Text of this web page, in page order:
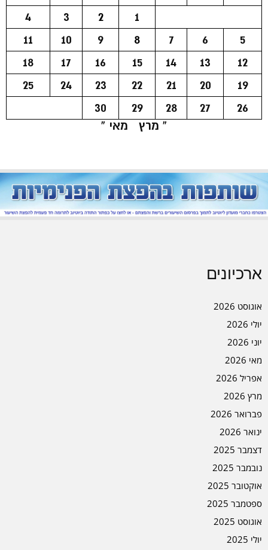
1
2
3
4
5
6
7
8
9
10
11
12
13
14
15
16
17
18
19
20
21
22
23
24
25
26
27
28
29
30
« מרץ
מאי »
ארכיונים
אוגוסט 2026
יולי 2026
יוני 2026
מאי 2026
אפריל 2026
מרץ 2026
פברואר 2026
ינואר 2026
דצמבר 2025
נובמבר 2025
אוקטובר 2025
ספטמבר 2025
אוגוסט 2025
יולי 2025